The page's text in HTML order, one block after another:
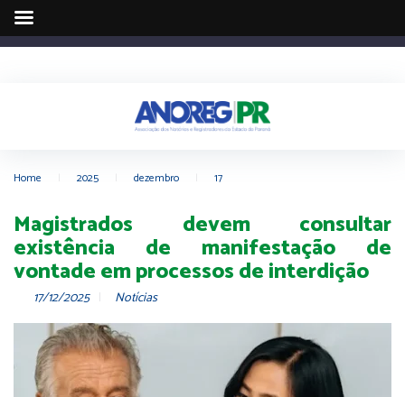
Home 2025 dezembro 17
Magistrados devem consultar
existência de manifestação de
vontade em processos de interdição
17/12/2025 Notícias